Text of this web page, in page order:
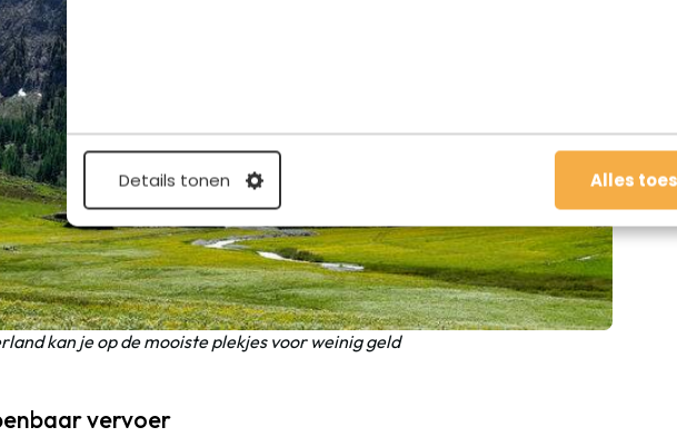
Details tonen Alles
kan je op de mooiste plekjes voor weinig geld
vervoer